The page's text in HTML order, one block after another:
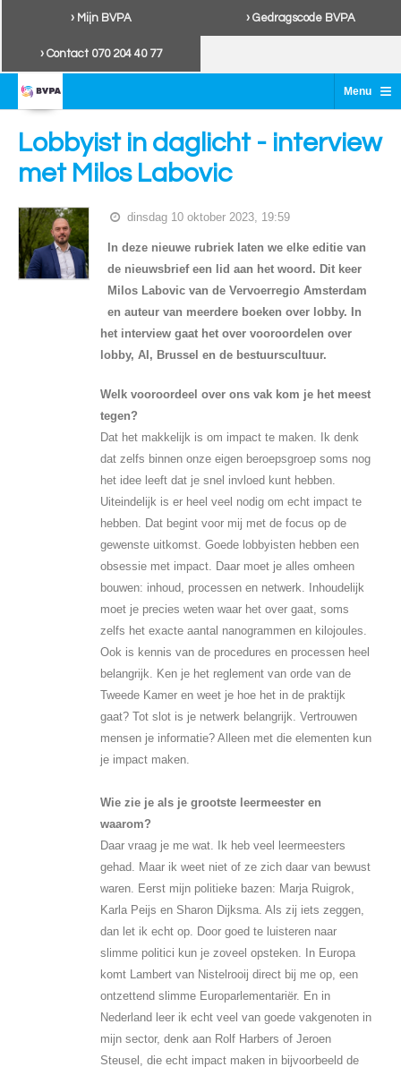
› Mijn BVPA › Gedragscode BVPA
› Contact 070 204 40 77
Menu ≡
Lobbyist in daglicht - interview
met Milos Labovic
dinsdag 10 oktober 2023, 19:59
In deze nieuwe rubriek laten we elke editie van
de nieuwsbrief een lid aan het woord. Dit keer
Milos Labovic van de Vervoerregio Amsterdam
en auteur van meerdere boeken over lobby. In
het interview gaat het over vooroordelen over
lobby, AI, Brussel en de bestuurscultuur.
Welk vooroordeel over ons vak kom je het meest
tegen?
Dat het makkelijk is om impact te maken. Ik denk
dat zelfs binnen onze eigen beroepsgroep soms nog
het idee leeft dat je snel invloed kunt hebben.
Uiteindelijk is er heel veel nodig om echt impact te
hebben. Dat begint voor mij met de focus op de
gewenste uitkomst. Goede lobbyisten hebben een
obsessie met impact. Daar moet je alles omheen
bouwen: inhoud, processen en netwerk. Inhoudelijk
moet je precies weten waar het over gaat, soms
zelfs het exacte aantal nanogrammen en kilojoules.
Ook is kennis van de procedures en processen heel
belangrijk. Ken je het reglement van orde van de
Tweede Kamer en weet je hoe het in de praktijk
gaat? Tot slot is je netwerk belangrijk. Vertrouwen
mensen je informatie? Alleen met die elementen kun
je impact maken.
Wie zie je als je grootste leermeester en
waarom?
Daar vraag je me wat. Ik heb veel leermeesters
gehad. Maar ik weet niet of ze zich daar van bewust
waren. Eerst mijn politieke bazen: Marja Ruigrok,
Karla Peijs en Sharon Dijksma. Als zij iets zeggen,
dan let ik echt op. Door goed te luisteren naar
slimme politici kun je zoveel opsteken. In Europa
komt Lambert van Nistelrooij direct bij me op, een
ontzettend slimme Europarlementariër. En in
Nederland leer ik echt veel van goede vakgenoten in
mijn sector, denk aan Rolf Harbers of Jeroen
Steusel, die echt impact maken in bijvoorbeeld de